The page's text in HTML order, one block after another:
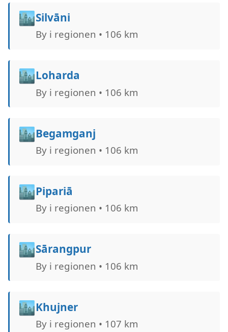
🏙️Silvāni
By i regionen • 106 km
🏙️Loharda
By i regionen • 106 km
🏙️Begamganj
By i regionen • 106 km
🏙️Pipariā
By i regionen • 106 km
🏙️Sārangpur
By i regionen • 106 km
🏙️Khujner
By i regionen • 107 km